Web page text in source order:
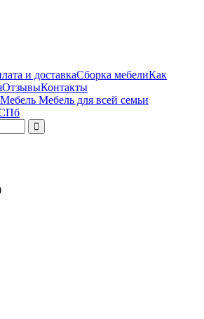
и доставкаСборка мебелиКак
ОтзывыКонтакты
Мебель для всей семьи
СПб